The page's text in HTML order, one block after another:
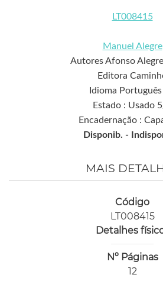
LT008415
Manuel Alegre
Autores Afonso
Editora
Idioma
Estado : Usado
Encadernação :
Disponib. -
MAIS
Código
LT008415
Detalhes
Nº Páginas
12